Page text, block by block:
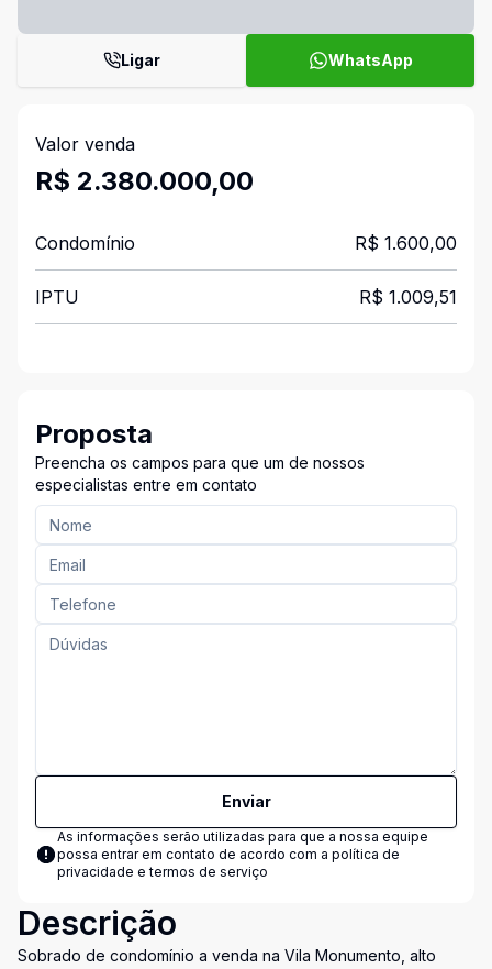
Ligar WhatsApp
Valor venda
R$ 2.380.000,00
Condomínio R$ 1.600,00
IPTU R$ 1.009,51
Proposta
Preencha os campos para que um de nossos
especialistas entre em contato
Enviar
As informações serão utilizadas para que a nossa equipe
possa entrar em contato de acordo com a política de
privacidade e termos de serviço
Descrição
Sobrado de condomínio a venda na Vila Monumento, alto